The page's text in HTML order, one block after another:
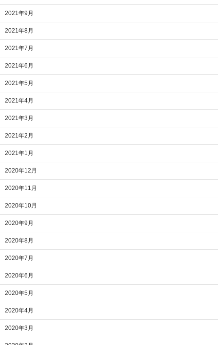
2021年9月
2021年8月
2021年7月
2021年6月
2021年5月
2021年4月
2021年3月
2021年2月
2021年1月
2020年12月
2020年11月
2020年10月
2020年9月
2020年8月
2020年7月
2020年6月
2020年5月
2020年4月
2020年3月